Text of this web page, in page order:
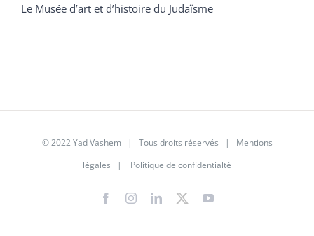
Le Musée d’art et d’histoire du Judaïsme
© 2022 Yad Vashem | Tous droits réservés | Mentions
légales | Politique de confidentialté